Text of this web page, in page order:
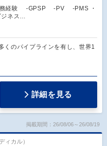
務経験 -GPSP -PV -PMS ・
ネス…
くのパイプラインを有し、世界1
詳細を見る
掲載期間：26/08/06～26/08/19
ィカル）